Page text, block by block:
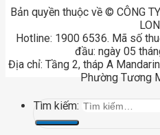
Bản quyền thuộc về © CÔNG
Hotline: 1900 6536. Mã số
đầu: ngày 05
Địa chỉ: Tầng 2, tháp A
Phường Tương
Tìm kiếm: